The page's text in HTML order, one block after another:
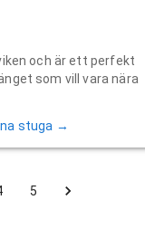
och är ett perfekt
som vill vara nära
stuga →
5